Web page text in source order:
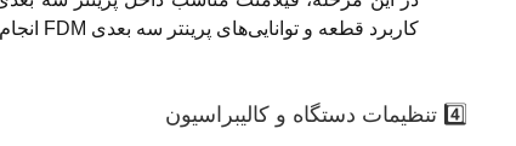
کاربرد قطعه و توانایی‌های پرینتر سه بعدی FDM انجام شود.
4️⃣ تنظیمات دستگاه و کالیبراسیون